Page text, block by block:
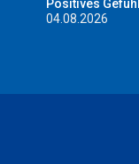
Positives
04.08.2026